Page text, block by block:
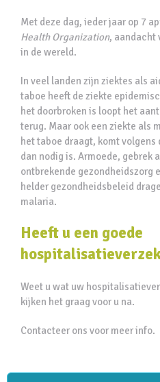
Met deze dag, ieder jaar op 7
Health Organization, aandacht
in de wereld.
In veel landen zijn ziektes als
taboe heeft de ziekte
het doorbroken is loopt het
terug. Maar ook een ziekte als
het taboe draagt, komt volgens
dan nodig is. Armoede, gebrek
ontbrekende gezondheidszorg
helder gezondheidsbeleid
malaria.
Heeft u een goede
Weet u wat uw
kijken het graag voor u na.
Contacteer ons voor meer info.